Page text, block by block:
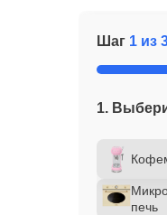
Шаг 1 из
1.
печь